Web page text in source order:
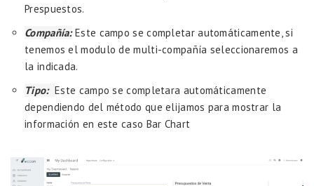
Prespuestos.
Compañía:Este campo se completar automáticamente, si
tenemos el modulo de multi-compañía seleccionaremos a
la indicada.
Tipo:Este campo se completara automáticamente
dependiendo del método que elijamos para mostrar la
información en este caso Bar Chart